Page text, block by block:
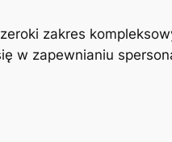
zakres
w zapewnianiu